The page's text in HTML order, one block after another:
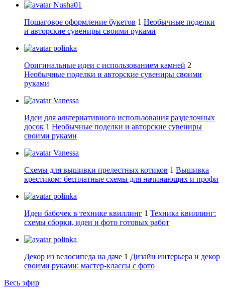
Nusha01
Пошаговое оформление букетов 1 Необычные поделки
и авторские сувениры своими руками
polinka
Оригинальные идеи с использованием камней 2
Необычные поделки и авторские сувениры своими
руками
Vanessa
Идеи для альтернативного использования разделочных
досок 1 Необычные поделки и авторские сувениры
своими руками
Vanessa
Схемы для вышивки прелестных котиков 1 Вышивка
крестиком: бесплатные схемы для начинающих и профи
polinka
Идеи бабочек в технике квиллинг 1 Техника квиллинг:
схемы сборки, идеи и фото готовых работ
polinka
Декор из велосипеда на даче 1 Дизайн интерьера и декор
своими руками: мастер-классы с фото
Весь эфир